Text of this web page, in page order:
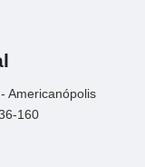
Americanópolis
160